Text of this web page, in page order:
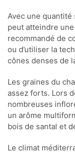
Avec une quantité
peut atteindre une
recommandé de
ou d’utiliser la
cônes denses de
Les graines du
assez forts. Lors
nombreuses
un arôme
bois de santal et
Le climat